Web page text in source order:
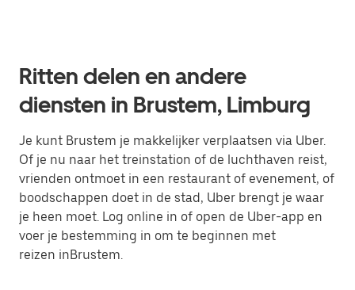
Ritten delen en andere
diensten in Brustem, Limburg
Je kunt Brustem je makkelijker verplaatsen via Uber.
Of je nu naar het treinstation of de luchthaven reist,
vrienden ontmoet in een restaurant of evenement, of
boodschappen doet in de stad, Uber brengt je waar
je heen moet. Log online in of open de Uber-app en
voer je bestemming in om te beginnen met
reizen inBrustem.